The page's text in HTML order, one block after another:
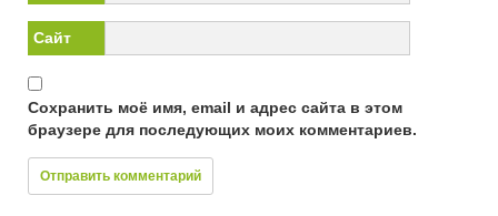
Сайт
Сохранить моё имя, email и адрес сайта в этом
браузере для последующих моих комментариев.